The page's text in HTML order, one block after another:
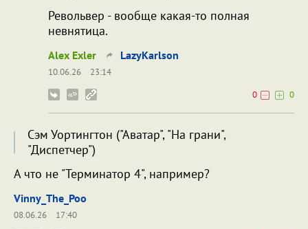
Револьвер - вообще какая-то полная
невнятица.
Alex Exler LazyKarlson
10.06.26
23:14
0
0
Сэм Уортингтон ("Аватар", "На грани",
"Диспетчер")
А что не "Терминатор 4", например?
Vinny_The_Poo
08.06.26
17:40